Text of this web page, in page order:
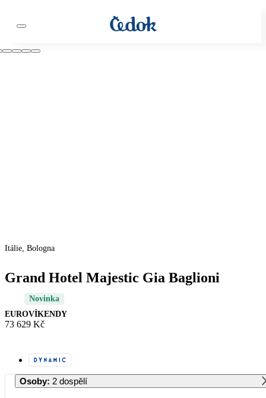
Itálie, Bologna
Grand Hotel Majestic Gia Baglioni
Novinka
EUROVÍKENDY
73 629 Kč
Osoby: 2 dospělí